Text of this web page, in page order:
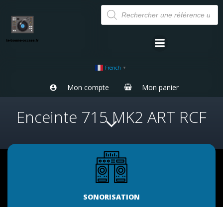
Aller
au
contenu
Recherche
de
produits
French ▼
Mon compte Mon panier
Enceinte 715 MK2 ART RCF
SONORISATION